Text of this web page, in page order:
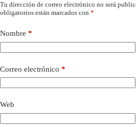
Tu dirección de correo electrónico no será
obligatorios están marcados con *
Nombre *
Correo electrónico *
Web